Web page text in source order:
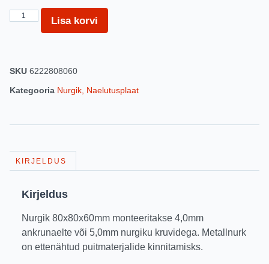
Lisa korvi
SKU 6222808060
Kategooria Nurgik, Naelutusplaat
KIRJELDUS
Kirjeldus
Nurgik 80x80x60mm monteeritakse 4,0mm
ankrunaelte või 5,0mm nurgiku kruvidega. Metallnurk
on ettenähtud puitmaterjalide kinnitamisks.